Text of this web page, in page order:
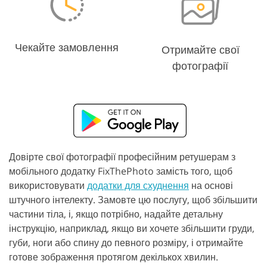
Чекайте замовлення
Отримайте свої
фотографії
Довірте свої фотографії професійним ретушерам з
мобільного додатку FixThePhoto замість того, щоб
використовувати додатки для схуднення на основі
штучного інтелекту. Замовте цю послугу, щоб збільшити
частини тіла, і, якщо потрібно, надайте детальну
інструкцію, наприклад, якщо ви хочете збільшити груди,
губи, ноги або спину до певного розміру, і отримайте
готове зображення протягом декількох хвилин.